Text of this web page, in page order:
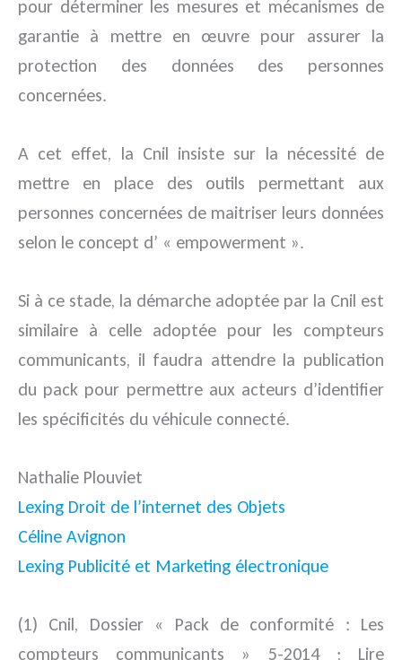
pour déterminer les mesures et mécanismes de
garantie à mettre en œuvre pour assurer la
protection des données des personnes
concernées.
A cet effet, la Cnil insiste sur la nécessité de
mettre en place des outils permettant aux
personnes concernées de maitriser leurs données
selon le concept d’ « empowerment ».
Si à ce stade, la démarche adoptée par la Cnil est
similaire à celle adoptée pour les compteurs
communicants, il faudra attendre la publication
du pack pour permettre aux acteurs d’identifier
les spécificités du véhicule connecté.
Nathalie Plouviet
Lexing Droit de l’internet des Objets
Céline Avignon
Lexing Publicité et Marketing électronique
(1) Cnil, Dossier « Pack de conformité : Les
compteurs communicants » 5-2014 ; Lire